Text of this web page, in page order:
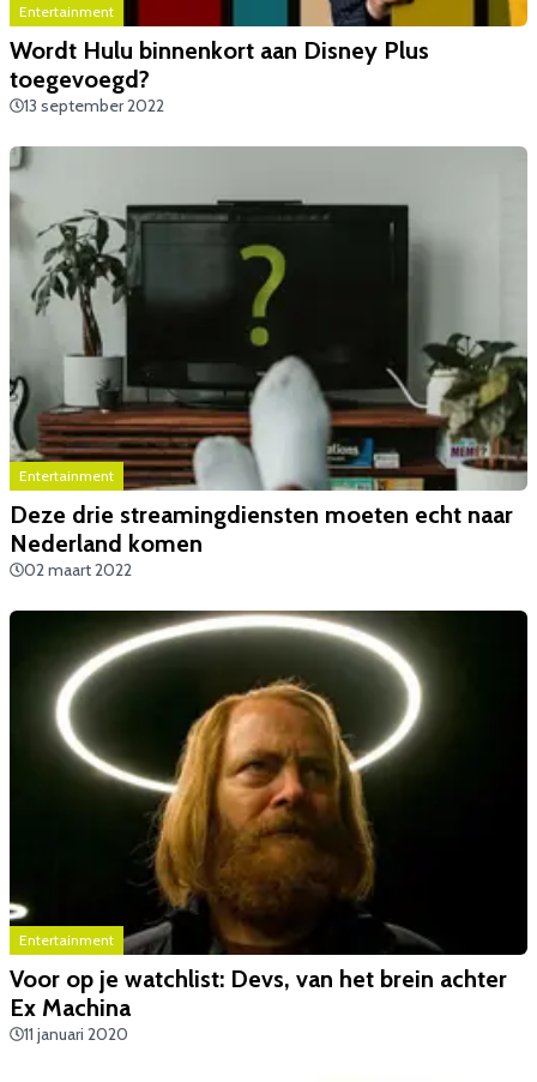
Entertainment
​Wordt Hulu binnenkort aan Disney Plus
toegevoegd?
13 september 2022
Entertainment
Deze drie streamingdiensten moeten echt naar
Nederland komen
02 maart 2022
Entertainment
​Voor op je watchlist: Devs, van het brein achter
Ex Machina
11 januari 2020